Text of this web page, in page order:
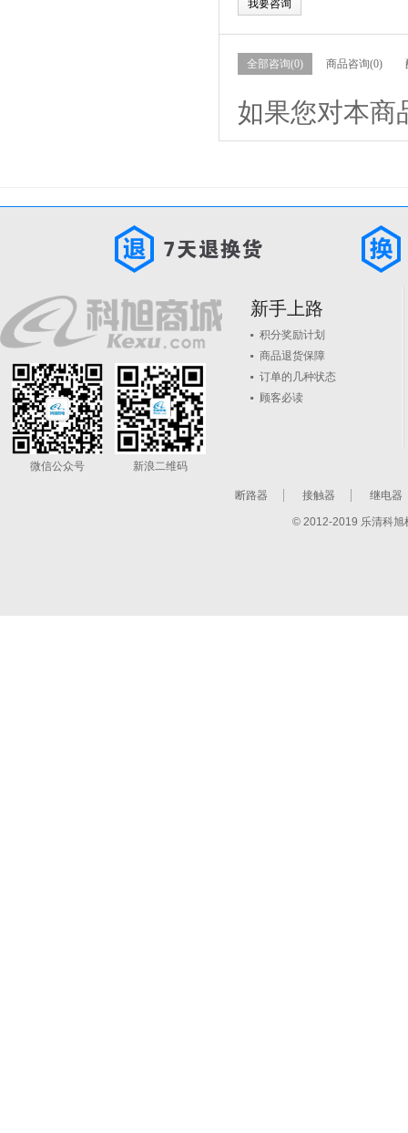
我要咨询
全部咨询(0) 商品咨询(0)
如果您对本商
微信公众号 新浪二维码
新手上路
积分奖励计划
商品退货保障
订单的几种状态
顾客必读
断路器 接触器 继电器
© 2012-2019 乐清科旭